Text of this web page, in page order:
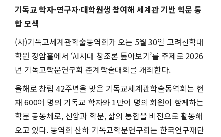
기독교 학자·연구자·대학원생 참여해 세계관 기반 학문 통
합 모색
(사)기독교세계관학술동역회가 오는 5월 30일 고려신학대
학원 정암홀에서 ‘AI시대 창조론 톺아보기’를 주제로 2026
년 기독교학문연구회 춘계학술대회를 개최한다.
올해로 창립 42주년을 맞은 기독교세계관학술동역회는 현
재 600여 명의 기독교 학자와 1만여 명의 회원이 함께하는
학문 공동체로, 신앙과 학문, 삶의 통합을 비전으로 활동해
오고 있다. 동역회 산하 기독교학문연구회는 한국연구재단